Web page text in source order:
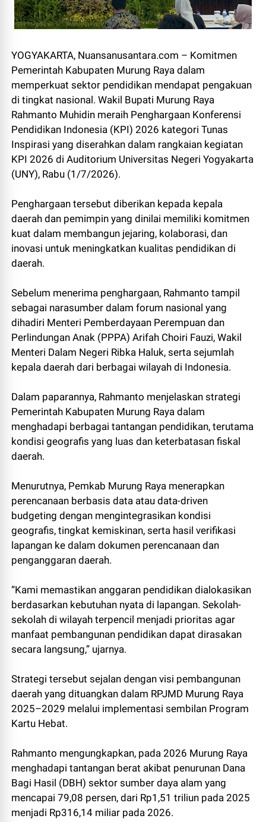
YOGYAKARTA, Nuansanusantara.com – Komitmen
Pemerintah Kabupaten Murung Raya dalam
memperkuat sektor pendidikan mendapat pengakuan
di tingkat nasional. Wakil Bupati Murung Raya
Rahmanto Muhidin meraih Penghargaan Konferensi
Pendidikan Indonesia (KPI) 2026 kategori Tunas
Inspirasi yang diserahkan dalam rangkaian kegiatan
KPI 2026 di Auditorium Universitas Negeri Yogyakarta
(UNY), Rabu (1/7/2026).
Penghargaan tersebut diberikan kepada kepala
daerah dan pemimpin yang dinilai memiliki komitmen
kuat dalam membangun jejaring, kolaborasi, dan
inovasi untuk meningkatkan kualitas pendidikan di
daerah.
Sebelum menerima penghargaan, Rahmanto tampil
sebagai narasumber dalam forum nasional yang
dihadiri Menteri Pemberdayaan Perempuan dan
Perlindungan Anak (PPPA) Arifah Choiri Fauzi, Wakil
Menteri Dalam Negeri Ribka Haluk, serta sejumlah
kepala daerah dari berbagai wilayah di Indonesia.
Dalam paparannya, Rahmanto menjelaskan strategi
Pemerintah Kabupaten Murung Raya dalam
menghadapi berbagai tantangan pendidikan, terutama
kondisi geografis yang luas dan keterbatasan fiskal
daerah.
Menurutnya, Pemkab Murung Raya menerapkan
perencanaan berbasis data atau data-driven
budgeting dengan mengintegrasikan kondisi
geografis, tingkat kemiskinan, serta hasil verifikasi
lapangan ke dalam dokumen perencanaan dan
penganggaran daerah.
“Kami memastikan anggaran pendidikan dialokasikan
berdasarkan kebutuhan nyata di lapangan. Sekolah-
sekolah di wilayah terpencil menjadi prioritas agar
manfaat pembangunan pendidikan dapat dirasakan
secara langsung,” ujarnya.
Strategi tersebut sejalan dengan visi pembangunan
daerah yang dituangkan dalam RPJMD Murung Raya
2025–2029 melalui implementasi sembilan Program
Kartu Hebat.
Rahmanto mengungkapkan, pada 2026 Murung Raya
menghadapi tantangan berat akibat penurunan Dana
Bagi Hasil (DBH) sektor sumber daya alam yang
mencapai 79,08 persen, dari Rp1,51 triliun pada 2025
menjadi Rp316,14 miliar pada 2026.